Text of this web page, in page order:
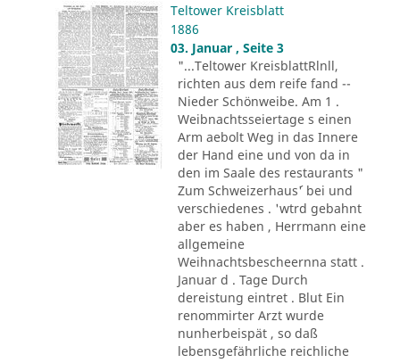
Teltower Kreisblatt
1886
03. Januar , Seite 3
"...Teltower KreisblattRlnll,
richten aus dem reife fand --
Nieder Schönweibe. Am 1 .
Weibnachtsseiertage s einen
Arm aebolt Weg in das Innere
der Hand eine und von da in
den im Saale des restaurants "
Zum Schweizerhaus´' bei und
verschiedenes . 'wtrd gebahnt
aber es haben , Herrmann eine
allgemeine
Weihnachtsbescheernna statt .
Januar d . Tage Durch
dereistung eintret . Blut Ein
renommirter Arzt wurde
nunherbeispät , so daß
lebensgefährliche reichliche